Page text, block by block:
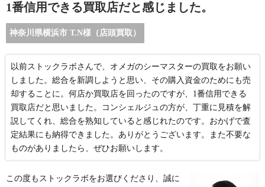
1番信用できる買取店だと感じました。
神奈川県横浜市 T.N様（店頭買取）
以前ストックラボさんで、オメガのシーマスターの買取をお願い
しました。総合を新調しようと思い、その購入資金のためにも売
却することに。何店か買取店を回ったのですが、1番信用できる
買取店だと思いました。コンシェルジュの方が、丁重に見積を解
説してくれ、総合を熟知していると感じれたのです。おかげで査
定結果にも納得できました。ありがとうございます。また不要な
ものがありましたら、ぜひお願いします。
この度もストックラボをお選びくださり、誠に